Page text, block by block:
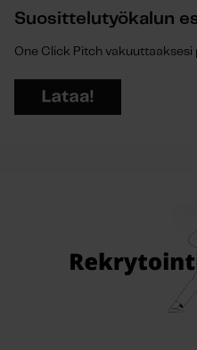
Suosittelutyökalun
One Click Pitch vakuuttaaksesi